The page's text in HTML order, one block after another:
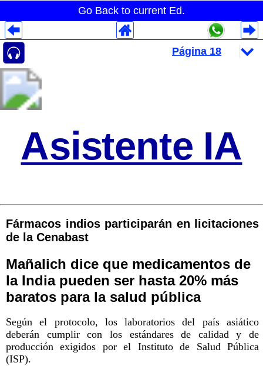
Go Back to current Ed.
Asistente IA
Fármacos indios participarán en licitaciones
de la Cenabast
Mañalich dice que medicamentos de
la India pueden ser hasta 20% más
baratos para la salud pública
Según el protocolo, los laboratorios del país asiático
deberán cumplir con los estándares de calidad y de
producción exigidos por el Instituto de Salud Pública
(ISP).
Despliegues Analytics
Despliegues Totales
Despliegues por Rubros